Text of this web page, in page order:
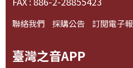
聯絡我們 採購公告 訂閱電子報
臺灣之音APP